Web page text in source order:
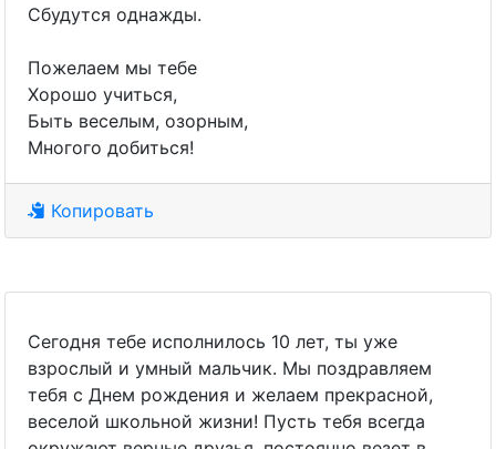
Сбудутся однажды.
Пожелаем мы тебе
Хорошо учиться,
Быть веселым, озорным,
Многого добиться!
Копировать
Сегодня тебе исполнилось 10 лет, ты уже
взрослый и умный мальчик. Мы поздравляем
тебя с Днем рождения и желаем прекрасной,
веселой школьной жизни! Пусть тебя всегда